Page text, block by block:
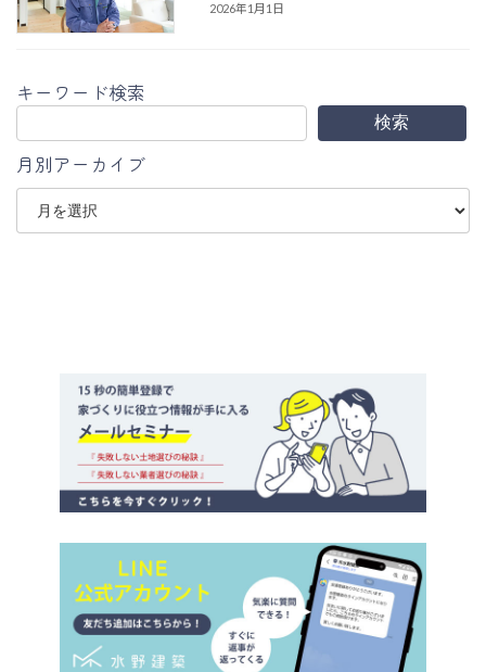
2026年1月1日
キーワード検索
検索
月別アーカイブ
ア
カ